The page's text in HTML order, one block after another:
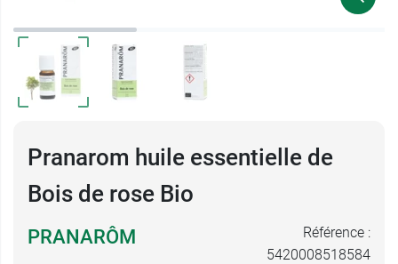
Pranarom huile essentielle de
Bois de rose Bio
PRANARÔM
Référence :
5420008518584